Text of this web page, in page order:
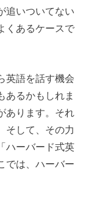
追いついてない
くあるケースで
英語を話す機会
あるかもしれま
あります。それ
そして、その力
ハーバード式英
では、ハーバー